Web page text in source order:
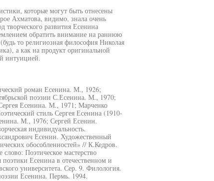
которые могут быть отнесены
Ахматова, видимо, знала очень
развития Есенина
обратить внимание на раннюю
то религиозная философия Николая
а как на продукт оригинальной
интуицией.
роман Есенина. М., 1926;
поэзии С.Есенина. М., 1970;
Есенина. М., 1971; Марченко
стиль Сергея Есенина (1910-
М., 1976; Сергей Есенин.
индивидуальность.
Есенин. Художественный
обособленностей» // К.Кедров.
Поэтическое мастерство
Есенина в отечественном и
университета. Сер. 9. Филология.
Есенина. Пермь. 1994.